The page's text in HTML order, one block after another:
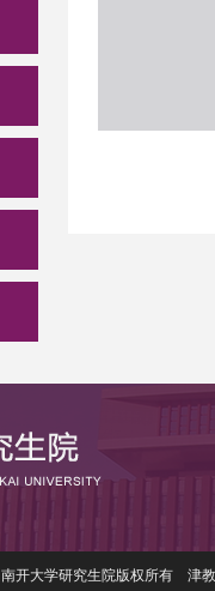
南开大学研究生院版权所有 津